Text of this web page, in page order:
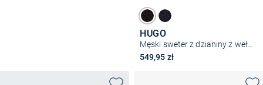
HUGO
Męski sweter z dzianiny z wełny dziewiczej - San Cedric
549,95 zł